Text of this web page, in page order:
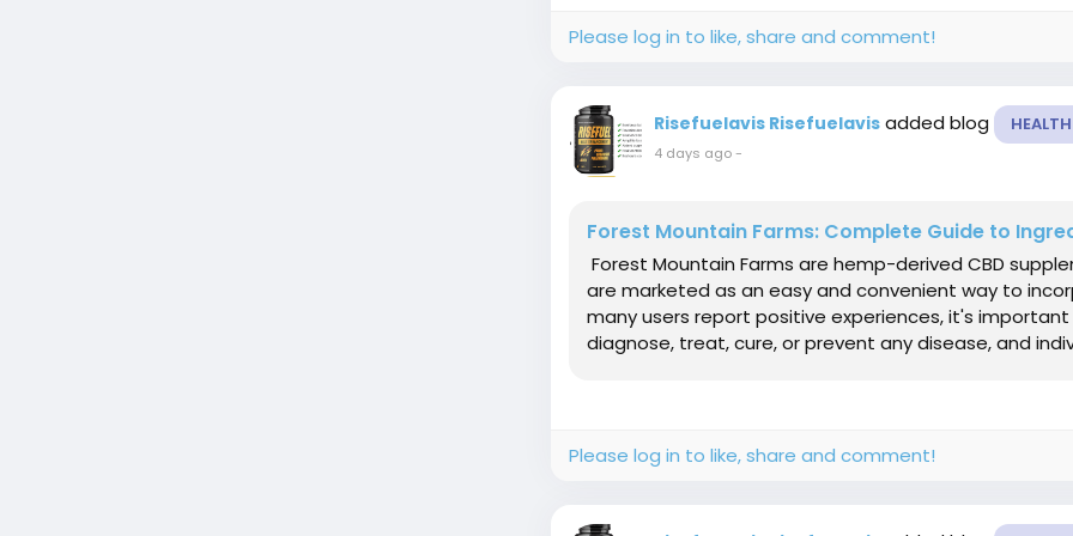
Please log in to like, share and comment!
Risefuelavis Risefuelavis added blog HEALTH
4 days ago-
Forest Mountain Farms: Complete Guide to
Forest Mountain Farms are hemp-derived CBD
are marketed as an easy and convenient way to
many users report positive experiences, it's
diagnose, treat, cure, or prevent any disease, and
Please log in to like, share and comment!